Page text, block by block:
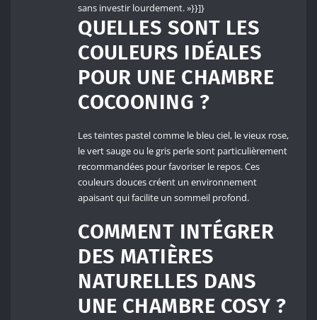
sans investir lourdement. »}}]}
QUELLES SONT LES
COULEURS IDÉALES
POUR UNE CHAMBRE
COCOONING ?
Les teintes pastel comme le bleu ciel, le vieux rose,
le vert sauge ou le gris perle sont particulièrement
recommandées pour favoriser le repos. Ces
couleurs douces créent un environnement
apaisant qui facilite un sommeil profond.
COMMENT INTÉGRER
DES MATIÈRES
NATURELLES DANS
UNE CHAMBRE COSY ?